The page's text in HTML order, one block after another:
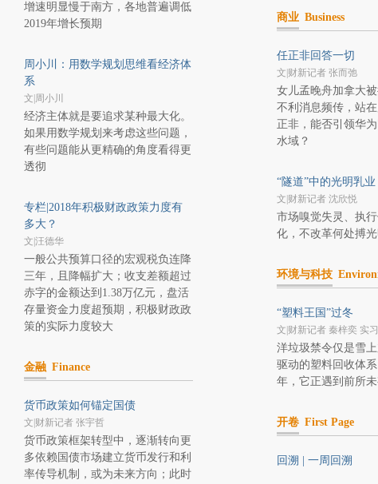
增速明显慢于南方，各地普遍调低
2019年增长预期
周小川：用数学规划思维看经济体
系
文|周小川
经济主体就是要追求某种最大化。
如果用数学规划来考虑这些问题，
有些问题能从更精确的角度看得更
透彻
专栏|2018年积极财政政策力度有
多大？
文|汪德华
一般公共预算口径的宏观税负连降
三年，且降幅扩大；收支差额超过
赤字的金额达到1.38万亿元，盘活
存量资金力度超预期，积极财政政
策的实际力度较大
金融 Finance
货币政策如何锚定国债
文|财新记者 张宇哲
货币政策框架转型中，逐渐转向更
多依赖国债市场建立货币发行和利
率传导机制，或为未来方向；此时
商业 Business
任正非回答一切
文|财新记者 张而弛
女儿孟晚舟加拿大
不利消息频传，站
正非，能否引领华
水域？
“隧道”中的光明乳业
文|财新记者 沈欣悦
市场嗅觉失灵、执
化，不改革何处搏光
环境与科技
“塑料王国”过冬
文|财新记者 秦梓奕 实
洋垃圾禁令仅是雪
驱动的塑料回收体
年，它正遇到前所
开卷 First Page
回溯 | 一周回溯